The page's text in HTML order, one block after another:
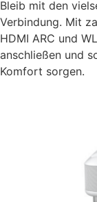
Bleib mit den
Verbindung. Mit
HDMI ARC und
anschließen und
Komfort sorgen.